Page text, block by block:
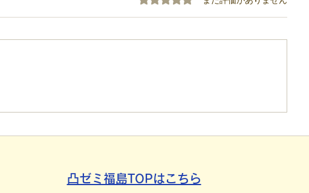
社会への一歩
たかい輪
凸ゼミ福島TOPはこちら